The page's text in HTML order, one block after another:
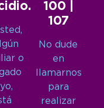
o
100 |
107
No dude
en
llamarnos
para
realizar